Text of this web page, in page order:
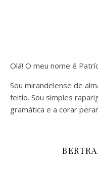
Olá! O meu nome é
Sou mirandelense de
feitio. Sou simples
gramática e a corar